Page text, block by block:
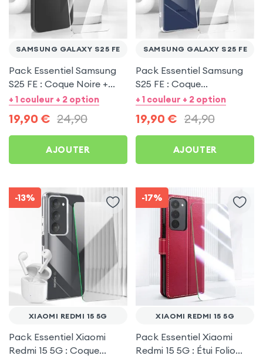
SAMSUNG GALAXY S25 FE
Pack Essentiel Samsung
S25 FE : Coque Noire +
Protection écran
+ 1 couleur + 2 option
19,90 € 24,90
AJOUTER
SAMSUNG GALAXY S25 FE
Pack Essentiel Samsung
S25 FE : Coque
Transparente +
+ 1 couleur + 2 option
19,90 € 24,90
AJOUTER
-13%
XIAOMI REDMI 15 5G
Pack Essentiel Xiaomi
Redmi 15 5G : Coque
-17%
XIAOMI REDMI 15 5G
Pack Essentiel Xiaomi
Redmi 15 5G : Étui Folio